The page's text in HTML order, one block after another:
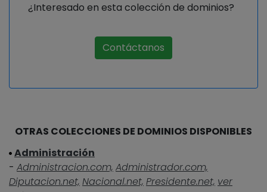
¿Interesado en esta colección de dominios?
Contáctanos
OTRAS COLECCIONES DE DOMINIOS DISPONIBLES
Administración
- Administracion.com, Administrador.com,
Diputacion.net, Nacional.net, Presidente.net, ver